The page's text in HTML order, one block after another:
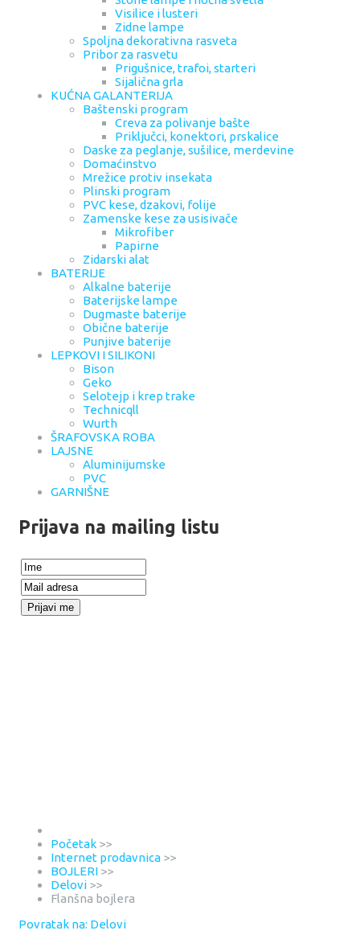
Visilice i lusteri
Zidne lampe
Spoljna dekorativna rasveta
Pribor za rasvetu
Prigušnice, trafoi, starteri
Sijalična grla
KUĆNA GALANTERIJA
Baštenski program
Creva za polivanje bašte
Priključci, konektori, prskalice
Daske za peglanje, sušilice, merdevine
Domaćinstvo
Mrežice protiv insekata
Plinski program
PVC kese, dzakovi, folije
Zamenske kese za usisivače
Mikrofiber
Papirne
Zidarski alat
BATERIJE
Alkalne baterije
Baterijske lampe
Dugmaste baterije
Obične baterije
Punjive baterije
LEPKOVI I SILIKONI
Bison
Geko
Selotejp i krep trake
Technicqll
Wurth
ŠRAFOVSKA ROBA
LAJSNE
Aluminijumske
PVC
GARNIŠNE
Prijava na mailing listu
Početak >>
Internet prodavnica >>
BOJLERI >>
Delovi >>
Flanšna bojlera
Povratak na: Delovi